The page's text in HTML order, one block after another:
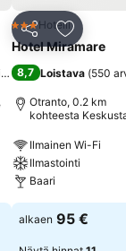
)
Jaa Lisää
3 Tähtiluokitus
Hotelli
Hotel Miramare
8,7 Loistava (550
Otranto, 0.2 km
kohteesta
Ilmainen Wi-Fi
Ilmastointi
Baari
alkaen 95 €